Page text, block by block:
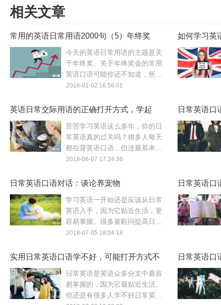
相关文章
常用的英语日常用语2000句（5）年终奖
今天的英语日常用语的主题是关
于年终奖。关于年终奖金的常用
英语口语可能你还不知道，所以
赶紧来看看关于这方面的英语日
起来的就是年终奖了！
2018-01-02 16:58:01
如何学习英
手！
英语日常交际用语的正确打开方式，学起
来！
苦苦学习英语这么多年，你的日
常英语真的过关吗？很多人每天
都在背英语口语，但连最基本的
英语日常用语都不记得几句。今
的正确打开方式！
2018-06-07 17:24:36
日常英语口
日常英语口语对话：谈论养宠物
学习英语一开始还是应该从日常
英语入手，因为它贴近生活，更
容易掌握。很多童鞋问提高日常
英语口语有没有捷径，我建议大
式来展开学习。
2018-07-05 18:04:18
日常英语口
实用日常英语口语学不好，可能打开方式不
对
日常英语是英语众多分支中最容
易掌握的，因为它最贴近生活。
但还是有很多人学不好日常英语
日常英语口